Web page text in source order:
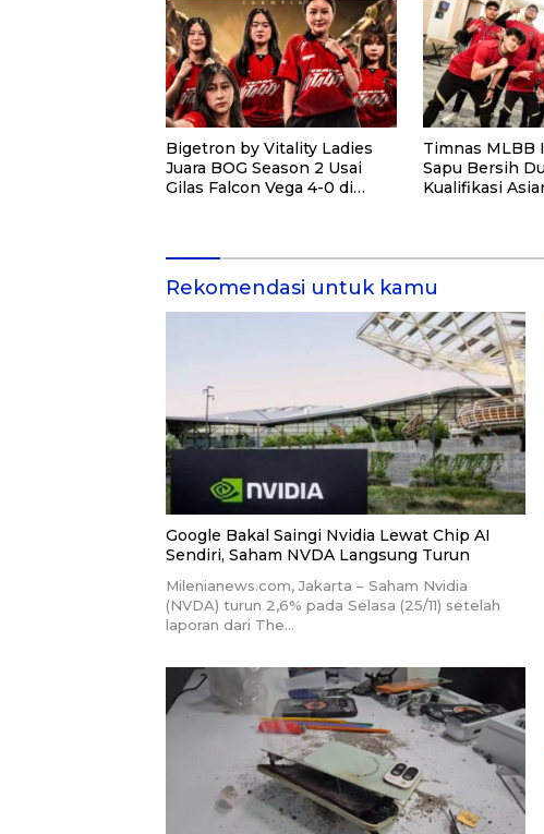
Bigetron by Vitality Ladies
Juara BOG Season 2 Usai
Gilas Falcon Vega 4-0 di
Timnas MLBB
Sapu Bersih
Kualifikasi
Rekomendasi untuk kamu
Google Bakal Saingi Nvidia Lewat Chip AI
Sendiri, Saham NVDA Langsung Turun
Milenianews.com, Jakarta – Saham Nvidia
(NVDA) turun 2,6% pada Selasa (25/11) setelah
laporan dari The…